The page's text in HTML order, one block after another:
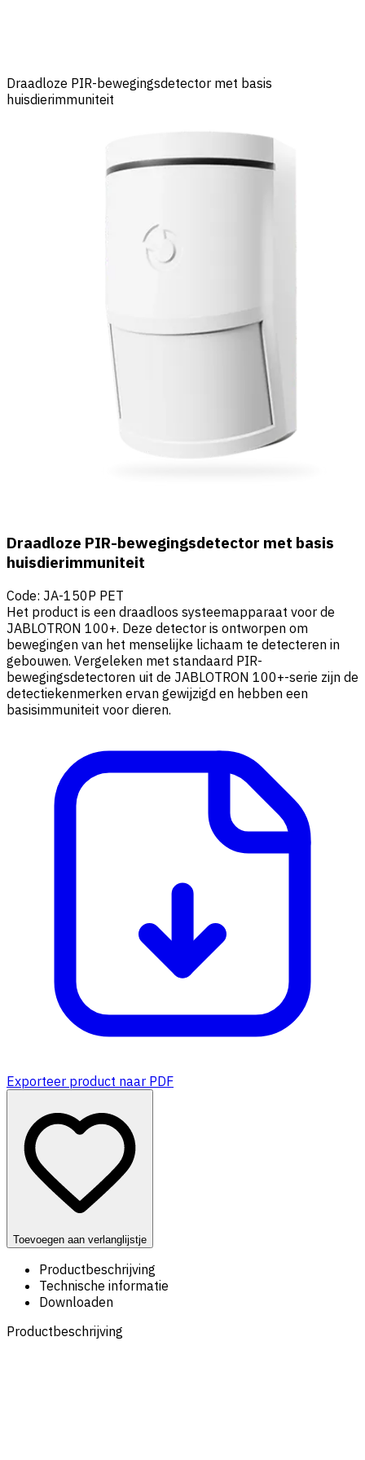
Draadloze PIR-bewegingsdetector met basis
huisdierimmuniteit
Draadloze PIR-bewegingsdetector met basis
huisdierimmuniteit
Code: JA-150P PET
Het product is een draadloos systeemapparaat voor de
JABLOTRON 100+. Deze detector is ontworpen om
bewegingen van het menselijke lichaam te detecteren in
gebouwen. Vergeleken met standaard PIR-
bewegingsdetectoren uit de JABLOTRON 100+-serie zijn de
detectiekenmerken ervan gewijzigd en hebben een
basisimmuniteit voor dieren.
Exporteer product naar PDF
Toevoegen aan verlanglijstje
Productbeschrijving
Technische informatie
Downloaden
Productbeschrijving